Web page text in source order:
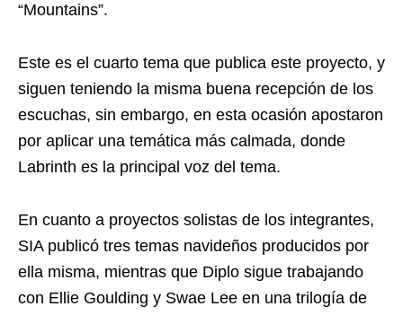
“Mountains”.
Este es el cuarto tema que publica este proyecto, y
siguen teniendo la misma buena recepción de los
escuchas, sin embargo, en esta ocasión apostaron
por aplicar una temática más calmada, donde
Labrinth es la principal voz del tema.
En cuanto a proyectos solistas de los integrantes,
SIA publicó tres temas navideños producidos por
ella misma, mientras que Diplo sigue trabajando
con Ellie Goulding y Swae Lee en una trilogía de